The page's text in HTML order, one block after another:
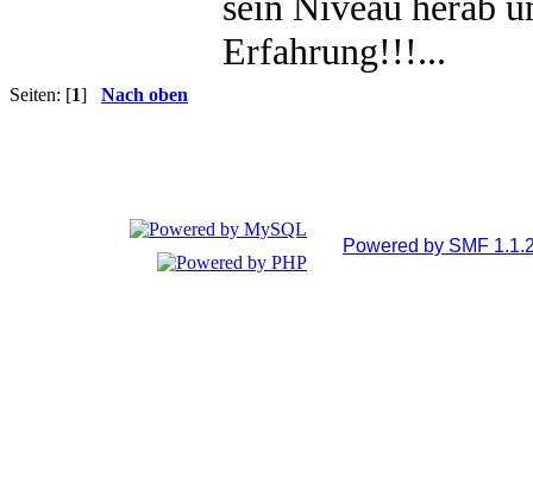
Erfahrung!!!...
Seiten: [1] Nach oben
Powered by SMF